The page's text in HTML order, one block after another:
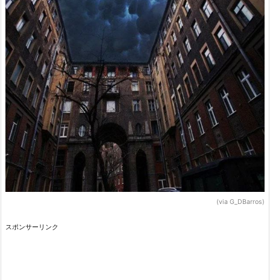
(via G_DBarros)
スポンサーリンク